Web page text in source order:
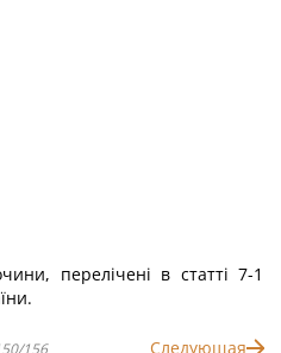
перелічені в статті 7-1
156 Следующая